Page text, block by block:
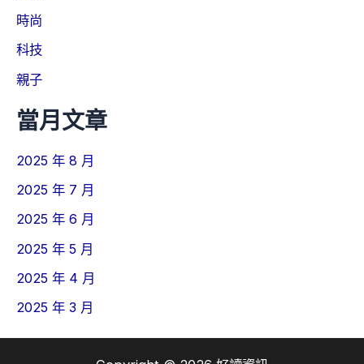
時尚
科技
親子
當月文章
2025 年 8 月
2025 年 7 月
2025 年 6 月
2025 年 5 月
2025 年 4 月
2025 年 3 月